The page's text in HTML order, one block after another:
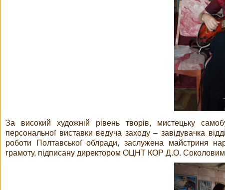
За високий художній рівень творів, мистецьку
персональної виставки ведуча заходу – завідувачка
роботи Полтавської облради, заслужена майстриня
грамоту, підписану директором ОЦНТ КОР Д.О.